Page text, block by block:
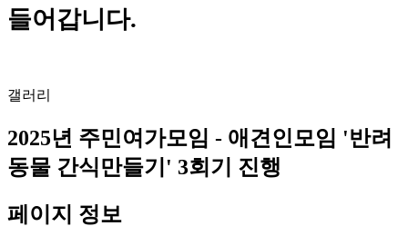
들어갑니다.
갤러리
2025년 주민여가모임 - 애견인모임 '반려
동물 간식만들기' 3회기 진행
페이지 정보